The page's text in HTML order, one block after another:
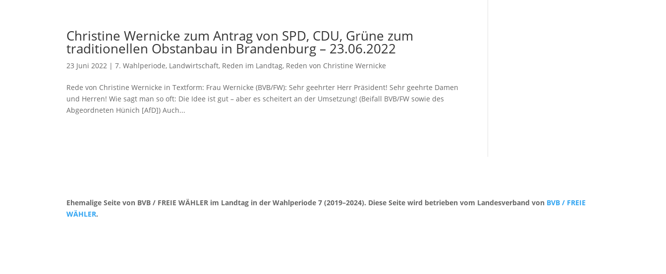
Christine Wernicke zum Antrag von SPD, CDU, Grüne zum
traditionellen Obstanbau in Brandenburg – 23.06.2022
23 Juni 2022 |7. Wahlperiode, Landwirtschaft, Reden im Landtag, Reden von Christine Wernicke
Rede von Christine Wernicke in Textform: Frau Wernicke (BVB/FW): Sehr geehrter Herr Präsident! Sehr geehrte Damen
und Herren! Wie sagt man so oft: Die Idee ist gut – aber es scheitert an der Umsetzung! (Beifall BVB/FW sowie des
Abgeordneten Hünich [AfD]) Auch...
Ehemalige Seite von BVB / FREIE WÄHLER im Landtag in der Wahlperiode 7 (2019–2024). Diese Seite wird betrieben vom Landesverband von BVB / FREIE
WÄHLER.